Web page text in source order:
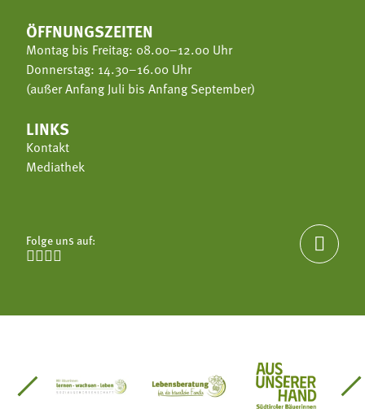
ÖFFNUNGSZEITEN
Montag bis Freitag: 08.00–12.00 Uhr
Donnerstag: 14.30–16.00 Uhr
(außer Anfang Juli bis Anfang September)
LINKS
Kontakt
Mediathek
Folge uns auf:


Südtirol
Gärtnervereinigung
Sozialgenossenschaft Mit Bäuerinnen lernen -
Lebensberatung für dieAus unserer